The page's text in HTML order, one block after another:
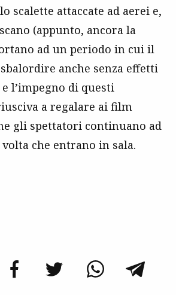
scalette attaccate ad aerei e,
(appunto, ancora la
ad un periodo in cui il
anche senza effetti
e l’impegno di questi
a regalare ai film
gli spettatori continuano ad
che entrano in sala.